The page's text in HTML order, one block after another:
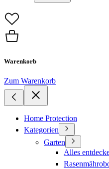
Warenkorb
Zum Warenkorb
Home Protection
Kategorien
Garten
Alles